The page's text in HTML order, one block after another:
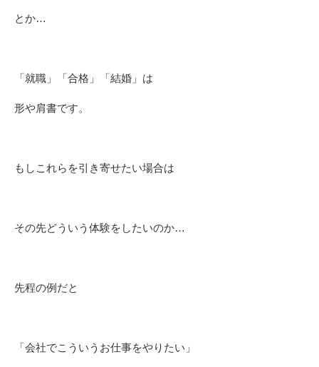
とか…
「就職」「合格」「結婚」は
形や肩書です。
もしこれらを引き寄せたい場合は
その先どういう体験をしたいのか…
先程の例だと
「会社でこういうお仕事をやりたい」